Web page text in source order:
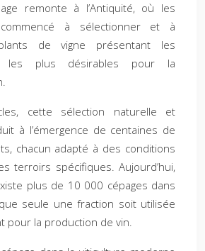
remonte à l’Antiquité, où les
à sélectionner et à
de vigne présentant les
les plus désirables pour la
cette sélection naturelle et
à l’émergence de centaines de
chacun adapté à des conditions
terroirs spécifiques. Aujourd’hui,
plus de 10 000 cépages dans
seule une fraction soit utilisée
pour la production de vin.